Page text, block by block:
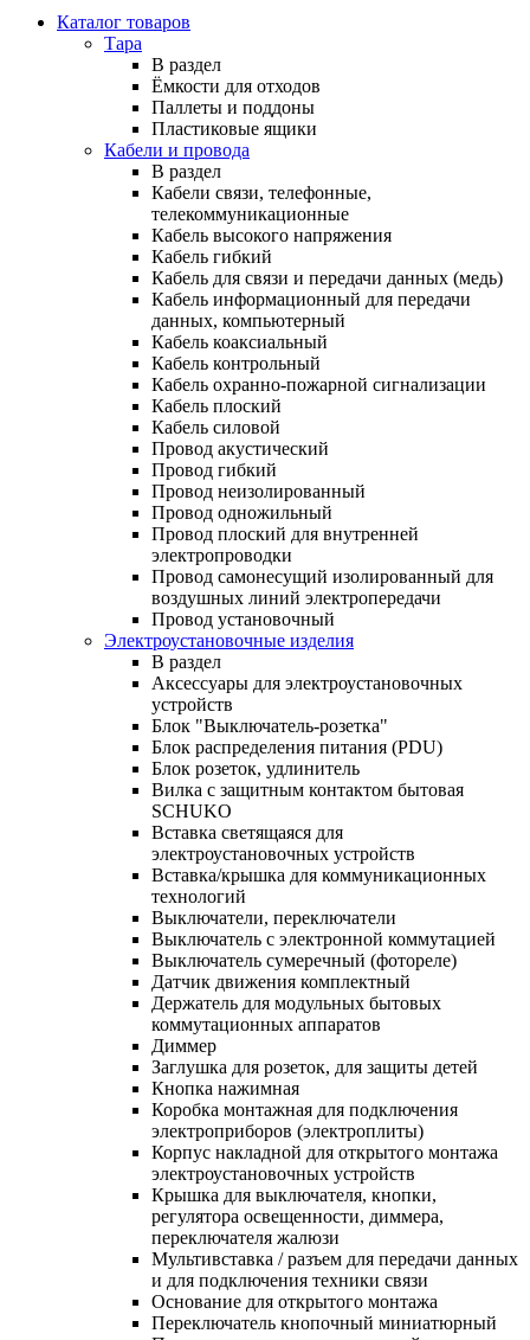
Каталог товаров
Тара
В раздел
Ёмкости для отходов
Паллеты и поддоны
Пластиковые ящики
Кабели и провода
В раздел
Кабели связи, телефонные,
телекоммуникационные
Кабель высокого напряжения
Кабель гибкий
Кабель для связи и передачи данных (медь)
Кабель информационный для передачи
данных, компьютерный
Кабель коаксиальный
Кабель контрольный
Кабель охранно-пожарной сигнализации
Кабель плоский
Кабель силовой
Провод акустический
Провод гибкий
Провод неизолированный
Провод одножильный
Провод плоский для внутренней
электропроводки
Провод самонесущий изолированный для
воздушных линий электропередачи
Провод установочный
Электроустановочные изделия
В раздел
Аксессуары для электроустановочных
устройств
Блок "Выключатель-розетка"
Блок распределения питания (PDU)
Блок розеток, удлинитель
Вилка с защитным контактом бытовая
SCHUKO
Вставка светящаяся для
электроустановочных устройств
Вставка/крышка для коммуникационных
технологий
Выключатели, переключатели
Выключатель с электронной коммутацией
Выключатель сумеречный (фотореле)
Датчик движения комплектный
Держатель для модульных бытовых
коммутационных аппаратов
Диммер
Заглушка для розеток, для защиты детей
Кнопка нажимная
Коробка монтажная для подключения
электроприборов (электроплиты)
Корпус накладной для открытого монтажа
электроустановочных устройств
Крышка для выключателя, кнопки,
регулятора освещенности, диммера,
переключателя жалюзи
Мультивставка / разъем для передачи данных
и для подключения техники связи
Основание для открытого монтажа
Переключатель кнопочный миниатюрный